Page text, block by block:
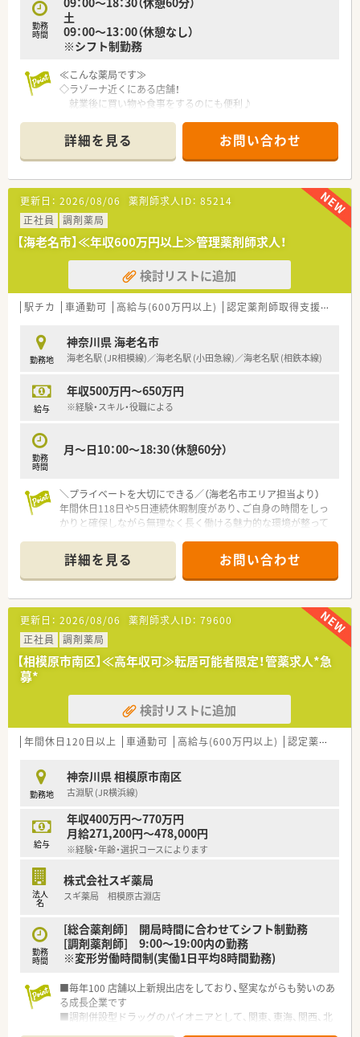
勤務
時間
土
09：00～13：00（休憩なし）
※シフト制勤務
≪こんな薬局です≫
◇ラゾーナ近くにある店舗！
就業後に買い物や食事をするのにも便利♪
今後求められる薬剤師を目指せます！
◇ある程度店舗に権限が与えられるので、経営にも携わるチャン
スがあります！
■この求人はプレミア高収入求人特集に掲載中です■
詳細を見る お問い合わせ
更新日： 2026/08/06 薬剤師求人ID： 85214
正社員
調剤薬局
【海老名市】≪年収600万円以上≫管理薬剤師求人！
検討リストに追加
駅チカ 車通勤可 高給与(600万円以上) 認定薬剤師取得支援あり
勤務地
神奈川県 海老名市
海老名駅 (JR相模線)／海老名駅 (小田急線)／海老名駅 (相鉄本線)
給与
年収500万円～650万円
※経験・スキル・役職による
勤務
時間
月～日10：00～18:30（休憩60分）
＼プライベートを大切にできる／（海老名市エリア担当より）
年間休日118日や5日連続休暇制度があり、ご自身の時間をしっ
かりと確保しながら無理なく長く働ける魅力的な環境が整って
＊------------------------------------------＊
【店舗情報と応需状況について】
■最寄り駅である海老名駅から徒歩5分という通勤に大変便利な
立地であり、車での通勤も可能で快適なアクセス環境です。
■面対応で1日平均60枚程度の処方箋を応需しており、幅広い疾
患に対応しながら地域医療に貢献できるやりがいがあります。
■常時2名から3名の薬剤師が勤務する体制が整えられており、
日々の業務を協力しながらスムーズに進めることが可能です。
■地域に根ざした店舗運営をさらに強化するための欠員補充と
して、患者様に寄り添える温かいお人柄の方を募集しておりま
す。
■薬局での経験が2年以上ある方や病院経験が3年以上ある方
す。
■キャリアアップに前向きで、将来的には管理薬剤師や薬局長と
して店舗を牽引していきたいという意欲のある方を歓迎しま
す。
【法人特徴について】
■関東および東海エリアの住宅街を中心に717店舗を展開して
■34年連続で成長を続けている実績があり、経営基盤が非常に
強固であるため、長期的に安心して働くことができる環境です。
とを第一としており、個人の売上ノルマなどは設定されていませ
ん。
詳細を見る お問い合わせ
更新日： 2026/08/06 薬剤師求人ID： 79600
正社員
調剤薬局
【相模原市南区】≪高年収可≫転居可能者限定！管薬求人*急
募*
検討リストに追加
年間休日120日以上 車通勤可 高給与(600万円以上) 認定薬剤師取得支援あり
勤務地
神奈川県 相模原市南区
古淵駅 (JR横浜線)
給与
年収400万円～770万円
月給271,200円～478,000円
※経験・年齢・選択コースによります
法人
名
株式会社スギ薬局
スギ薬局 相模原古淵店
勤務
時間
[総合薬剤師] 開局時間に合わせてシフト制勤務
[調剤薬剤師] 9:00～19:00内の勤務
※変形労働時間制(実働1日平均8時間勤務)
■毎年100 店舗以上新規出店をしており、堅実ながらも勢いのあ
る成長企業です
■調剤併設型ドラッグのパイオニアとして、関東、東海、関西、北